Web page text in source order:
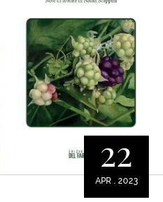
22
APR . 2023